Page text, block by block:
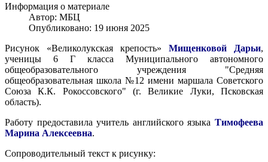
Информация о материале
Автор: МБЦ
Опубликовано: 19 июня 2025
Рисунок «Великолукская крепость» Мищенковой Дарьи,
ученицы 6 Г класса Муниципального автономного
общеобразовательного учреждения "Средняя
общеобразовательная школа №12 имени маршала Советского
Союза К.К. Рокоссовского" (г. Великие Луки, Псковская
область).
Работу предоставила учитель английского языка Тимофеева
Марина Алексеевна.
Сопроводительный текст к рисунку: